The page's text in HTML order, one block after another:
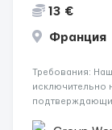
13 €
Франция
Требования:
исключительно